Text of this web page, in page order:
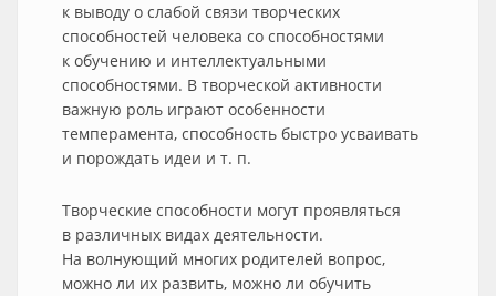
к выводу о слабой связи творческих
способностей человека со способностями
к обучению и интеллектуальными
способностями. В творческой активности
важную роль играют особенности
темперамента, способность быстро усваивать
и порождать идеи и т. п.
Творческие способности могут проявляться
в различных видах деятельности.
На волнующий многих родителей вопрос,
можно ли их развить, можно ли обучить